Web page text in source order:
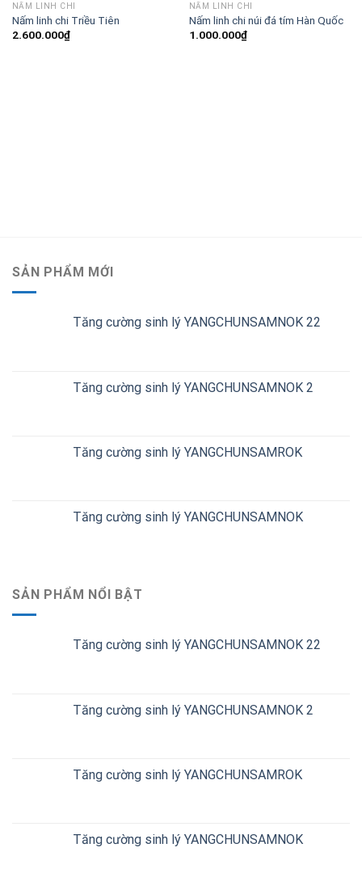
NẤM LINH CHI
Nấm linh chi Triều Tiên
2.600.000₫
Add to
Wishlist
NẤM LINH CHI
Nấm linh chi núi đá tím Hàn Quốc
1.000.000₫
SẢN PHẨM MỚI
Tăng cường sinh lý YANGCHUNSAMNOK 22
Tăng cường sinh lý YANGCHUNSAMNOK 2
Tăng cường sinh lý YANGCHUNSAMROK
Tăng cường sinh lý YANGCHUNSAMNOK
SẢN PHẨM NỔI BẬT
Tăng cường sinh lý YANGCHUNSAMNOK 22
Tăng cường sinh lý YANGCHUNSAMNOK 2
Tăng cường sinh lý YANGCHUNSAMROK
Tăng cường sinh lý YANGCHUNSAMNOK